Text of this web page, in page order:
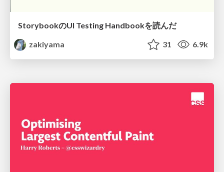
StorybookのUI Testing Handbookを読んだ
zakiyama
31 6.9k